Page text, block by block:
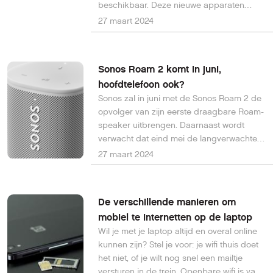
beschikbaar. Deze nieuwe apparaten
moeten je woning beschermen dankzij
video-opname, audiobewaking,
27 maart 2024
Sonos Roam 2 komt in juni,
hoofdtelefoon ook?
Sonos zal in juni met de Sonos Roam 2 de
opvolger van zijn eerste draagbare Roam-
speaker uitbrengen. Daarnaast wordt
verwacht dat eind mei de langverwachte
Sonos-hoofdtelefoon wordt aangekondigd.
27 maart 2024
De verschillende manieren om
mobiel te internetten op de laptop
Wil je met je laptop altijd en overal online
kunnen zijn? Stel je voor: je wifi thuis doet
het niet, of je wilt nog snel een mailtje